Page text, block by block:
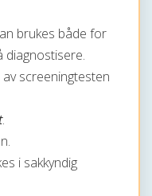
brukes både for
diagnostisere.
av screeningtesten
.
i sakkyndig